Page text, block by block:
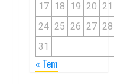
17 18 19 20 21
24 25 26 27 28
31
« Tem